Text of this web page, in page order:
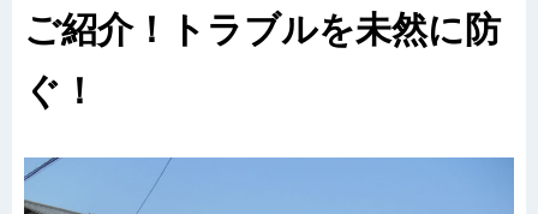
ご紹介！トラブルを未然に防
ぐ！